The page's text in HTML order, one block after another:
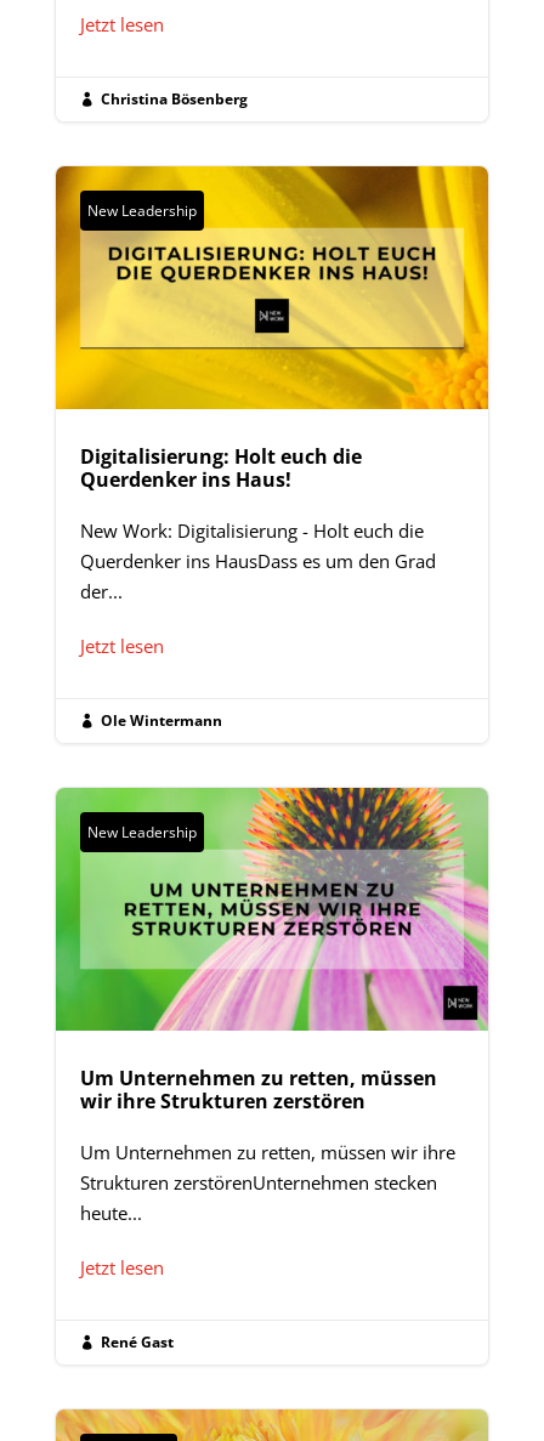
Jetzt lesen
 Christina Bösenberg
New Leadership
Digitalisierung: Holt euch die
Querdenker ins Haus!
New Work: Digitalisierung - Holt euch die
Querdenker ins HausDass es um den Grad
der...
Jetzt lesen
 Ole Wintermann
New Leadership
Um Unternehmen zu retten, müssen
wir ihre Strukturen zerstören
Um Unternehmen zu retten, müssen wir ihre
Strukturen zerstörenUnternehmen stecken
heute...
Jetzt lesen
 René Gast